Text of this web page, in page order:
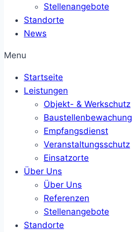
Stellenangebote
Standorte
News
Menu
Startseite
Leistungen
Objekt- & Werkschutz
Baustellenbewachung
Empfangsdienst
Veranstaltungsschutz
Einsatzorte
Über Uns
Über Uns
Referenzen
Stellenangebote
Standorte